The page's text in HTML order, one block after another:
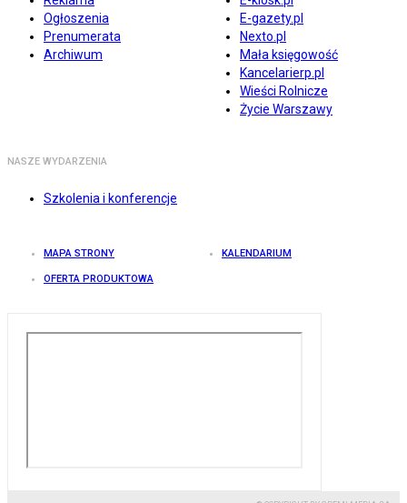
Ogłoszenia
Prenumerata
Archiwum
E-gazety.pl
Nexto.pl
Mała księgowość
Kancelarierp.pl
Wieści Rolnicze
Życie Warszawy
NASZE WYDARZENIA
Szkolenia i konferencje
MAPA STRONY KALENDARIUM
OFERTA PRODUKTOWA